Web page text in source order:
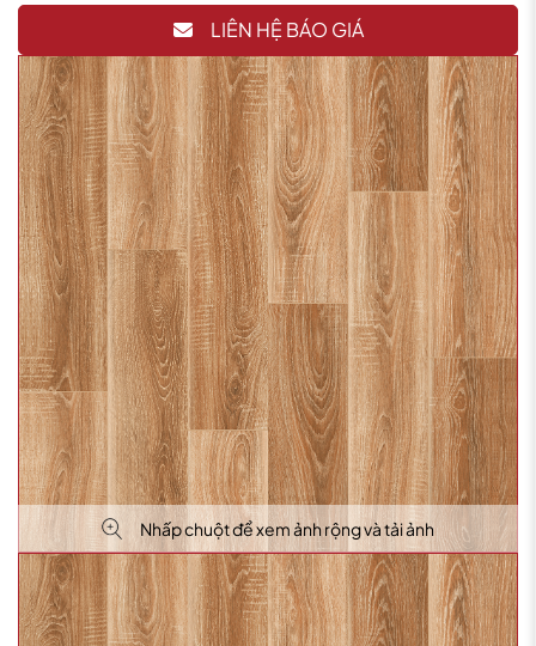
Nhấp chuột để xem ảnh rộng và tải ảnh
LIÊN HỆ BÁO GIÁ